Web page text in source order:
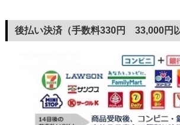
後払い決済（手数料330円 33,000円以